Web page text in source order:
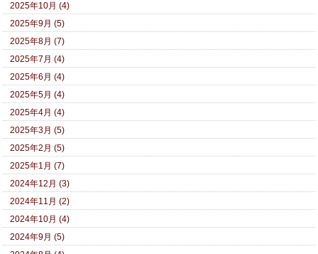
2025年10月 (4)
2025年9月 (5)
2025年8月 (7)
2025年7月 (4)
2025年6月 (4)
2025年5月 (4)
2025年4月 (4)
2025年3月 (5)
2025年2月 (5)
2025年1月 (7)
2024年12月 (3)
2024年11月 (2)
2024年10月 (4)
2024年9月 (5)